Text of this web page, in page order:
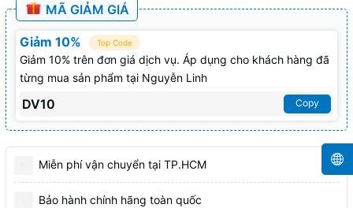
MÃ GIẢM GIÁ
Giảm 10% Top Code
Giảm 10% trên đơn giá dịch vụ. Áp dụng cho khách hàng đã
từng mua sản phẩm tại Nguyễn Linh
DV10 Copy
Miễn phí vận chuyển tại TP.HCM
Bảo hành chính hãng toàn quốc